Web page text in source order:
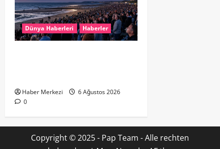
Dünya Haberleri Haberler
Haber Merkezi
6 Ağustos 2026
0
Copyright © 2025 - Pap Team - Alle rechten